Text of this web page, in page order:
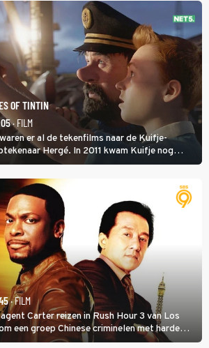
OF TINTIN
· FILM
er al de tekenfilms naar de Kuifje-
Hergé. In 2011 kwam Kuifje nog
Adventures of Tintin van Steven Spielberg.
· FILM
Carter reizen in Rush Hour 3 van Los
een groep Chinese criminelen met harde